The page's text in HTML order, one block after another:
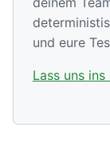
und eure
Lass uns